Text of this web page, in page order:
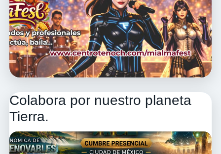
Colabora por nuestro planeta
Tierra.